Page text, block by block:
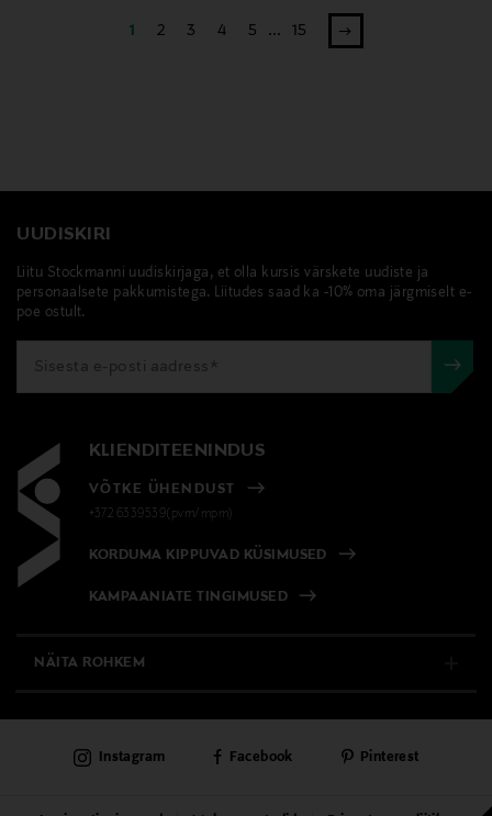
1 2 3 4 5 ... 15
UUDISKIRI
Liitu Stockmanni uudiskirjaga, et olla kursis värskete uudiste ja
personaalsete pakkumistega. Liitudes saad ka -10% oma järgmiselt e-
poe ostult.
KLIENDITEENINDUS
VÕTKE ÜHENDUST
+372 6339539(pvm/mpm)
KORDUMA KIPPUVAD KÜSIMUSED
KAMPAANIATE TINGIMUSED
NÄITA ROHKEM
PÜSIKLIENDITEENINDUS
Instagram Facebook Pinterest